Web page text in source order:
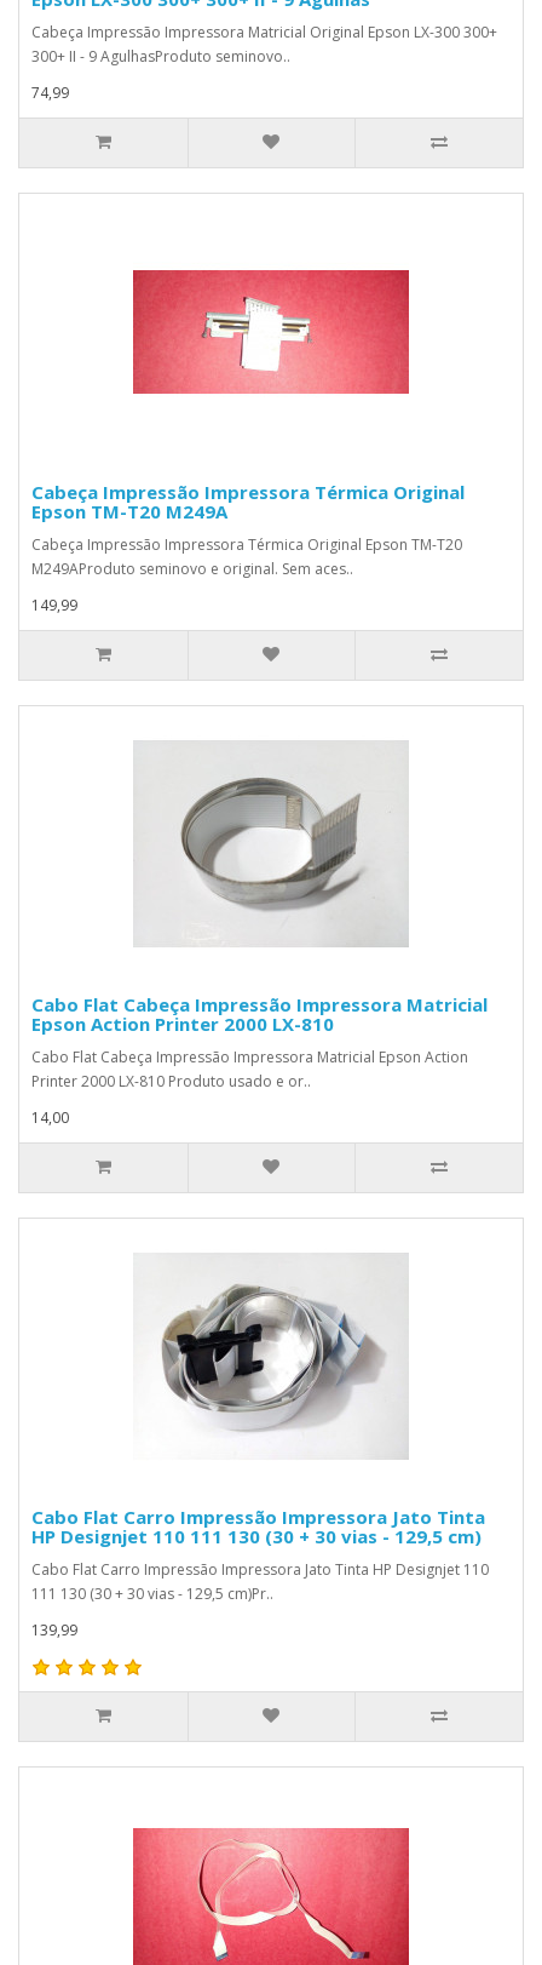
Cabeça Impressão Impressora Matricial Original Epson LX-300 300+
300+ II - 9 AgulhasProduto seminovo..
74,99
Cabeça Impressão Impressora Térmica Original
Epson TM-T20 M249A
Cabeça Impressão Impressora Térmica Original Epson TM-T20
M249AProduto seminovo e original. Sem aces..
149,99
Cabo Flat Cabeça Impressão Impressora Matricial
Epson Action Printer 2000 LX-810
Cabo Flat Cabeça Impressão Impressora Matricial Epson Action
Printer 2000 LX-810 Produto usado e or..
14,00
Cabo Flat Carro Impressão Impressora Jato Tinta
HP Designjet 110 111 130 (30 + 30 vias - 129,5 cm)
Cabo Flat Carro Impressão Impressora Jato Tinta HP Designjet 110
111 130 (30 + 30 vias - 129,5 cm)Pr..
139,99